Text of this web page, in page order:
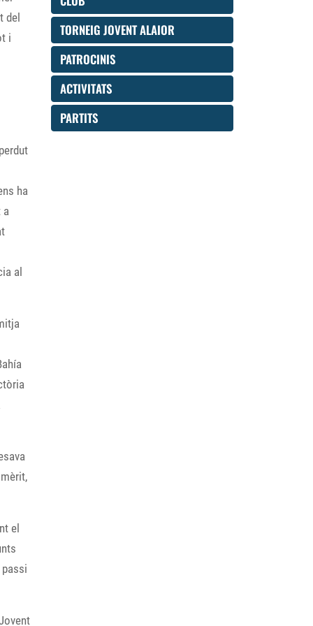
del
i
ha
a
al
el
TORNEIG JOVENT ALAIOR
PATROCINIS
ACTIVITATS
PARTITS